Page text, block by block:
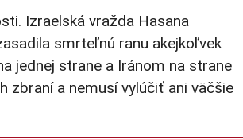
Izraelská vražda Hasana
smrteľnú ranu akejkoľvek
jednej strane a Iránom na strane
zbraní a nemusí vylúčiť ani väčšie